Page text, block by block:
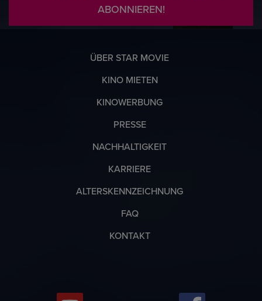
ABONNIEREN!
ÜBER STAR MOVIE
KINO MIETEN
KINOWERBUNG
PRESSE
NACHHALTIGKEIT
KARRIERE
ALTERSKENNZEICHNUNG
FAQ
KONTAKT